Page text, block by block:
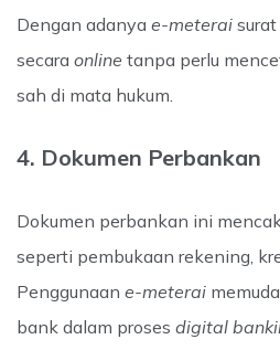
Dengan adanya e-meterai
secara online tanpa perlu
sah di mata hukum.
4. Dokumen Perbankan
Dokumen perbankan ini
seperti pembukaan rekening,
Penggunaan e-meterai
bank dalam proses digital